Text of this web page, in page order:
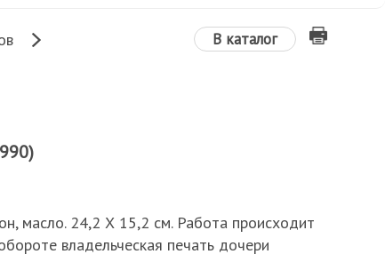
В каталог
масло. 24,2 Х 15,2 см. Работа происходит
владельческая печать дочери